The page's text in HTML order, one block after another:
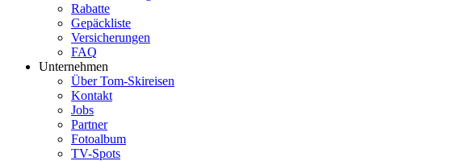
Rabatte
Gepäckliste
Versicherungen
FAQ
Unternehmen
Über Tom-Skireisen
Kontakt
Jobs
Partner
Fotoalbum
TV-Spots